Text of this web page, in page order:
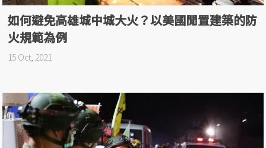
如何避免高雄城中城大火？以美國閒置建築的防
火規範為例
15 Oct, 2021